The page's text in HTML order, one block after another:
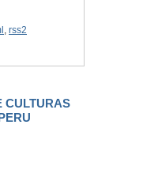
, rss2
CULTURAS